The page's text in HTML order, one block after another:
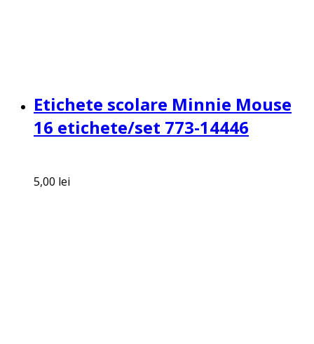
Etichete scolare Minnie Mouse
16 etichete/set 773-14446
5,00 lei